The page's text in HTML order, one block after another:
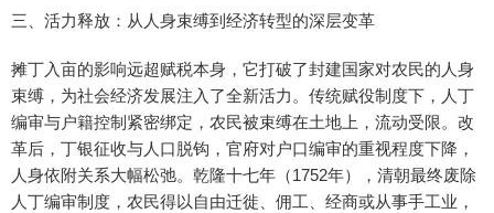
三、活力释放：从人身束缚到经济转型的深层变革
摊丁入亩的影响远超赋税本身，它打破了封建国家对农民的人身
束缚，为社会经济发展注入了全新活力。传统赋役制度下，人丁
编审与户籍控制紧密绑定，农民被束缚在土地上，流动受限。改
革后，丁银征收与人口脱钩，官府对户口编审的重视程度下降，
人身依附关系大幅松弛。乾隆十七年（1752年），清朝最终废除
人丁编审制度，农民得以自由迁徙、佣工、经商或从事手工业，